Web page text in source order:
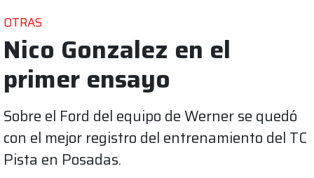
OTRAS
Nico Gonzalez en el
primer ensayo
Sobre el Ford del equipo de Werner se quedó
con el mejor registro del entrenamiento del TC
Pista en Posadas.